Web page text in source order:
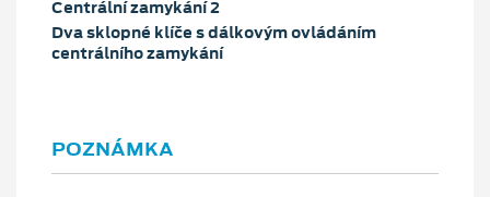
Centrální zamykání 2
Dva sklopné klíče s dálkovým ovládáním
centrálního zamykání
POZNÁMKA